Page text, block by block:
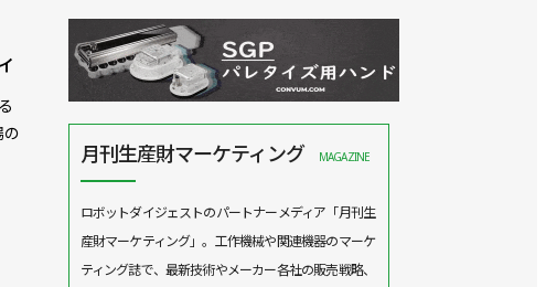
の
月刊生産財マーケティング MAGAZINE
ロボットダイジェストのパートナーメディア「月刊生
産財マーケティング」。工作機械や関連機器のマーケ
ティング誌で、最新技術やメーカー各社の販売戦略、